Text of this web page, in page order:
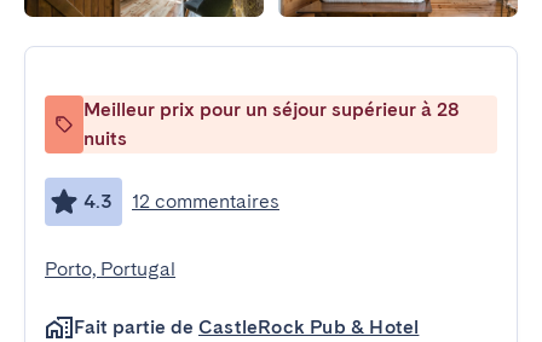
Meilleur prix pour un séjour supérieur à 28
nuits
4.3 12 commentaires
Porto, Portugal
Fait partie de CastleRock Pub & Hotel